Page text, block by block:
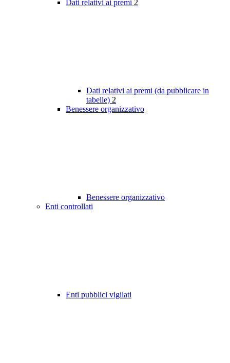
Dati relativi ai premi 2
Dati relativi ai premi (da pubblicare in
tabelle) 2
Benessere organizzativo
Benessere organizzativo
Enti controllati
Enti pubblici vigilati